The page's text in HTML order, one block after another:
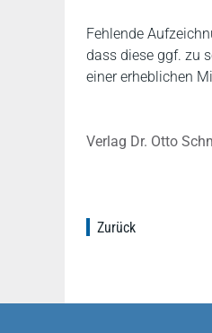
Fehlende
dass diese ggf. zu
einer erheblichen
Verlag Dr. Otto
Zurück